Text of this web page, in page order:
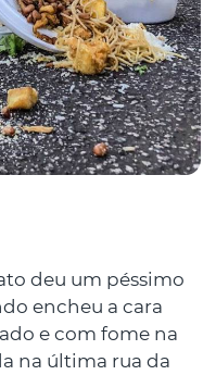
deu um péssimo
encheu a cara
e com fome na
na última rua da